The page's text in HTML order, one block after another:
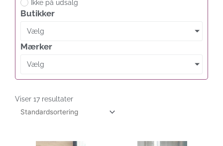
Ikke på udsalg
Butikker
Vælg
Mærker
Vælg
Viser 17 resultater